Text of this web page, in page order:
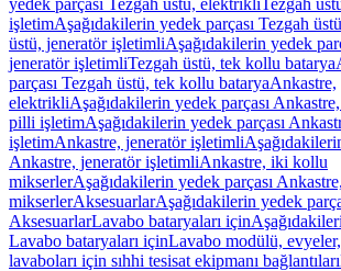
yedek parçası Tezgah üstü, elektrikli Tezgah
işletimAşağıdakilerin yedek parçası Tezgah
üstü, jeneratör işletimliAşağıdakilerin yedek
jeneratör işletimliTezgah üstü, tek kollu batarya
parçası Tezgah üstü, tek kollu bataryaAnkastre,
elektrikliAşağıdakilerin yedek parçası
pilli işletimAşağıdakilerin yedek parçası
işletimAnkastre, jeneratör işletimli
Ankastre, jeneratör işletimliAnkastre, iki kollu
mikserlerAşağıdakilerin yedek parçası
mikserlerAksesuarlarAşağıdakilerin yedek
AksesuarlarLavabo bataryaları için
Lavabo bataryaları içinLavabo modülü,
lavaboları için sıhhi tesisat ekipmanı bağlantıları